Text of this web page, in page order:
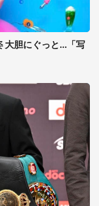
大胆にぐっと...「写